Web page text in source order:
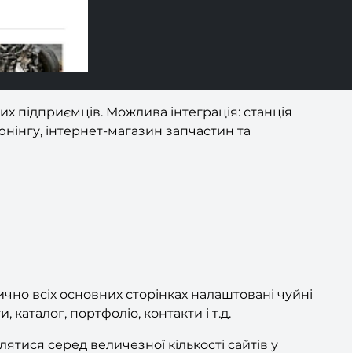
підприємців. Можлива інтеграція: станція
інтернет-магазин запчастин та
всіх основних сторінках налаштовані чуйні
каталог, портфоліо, контакти і т.д.
серед величезної кількості сайтів у